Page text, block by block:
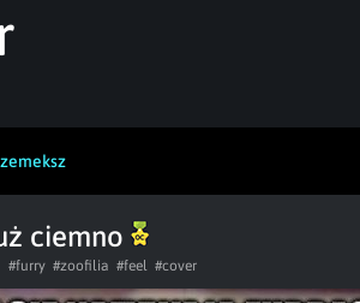
ciemno
#furry #zoofilia #feel #cover